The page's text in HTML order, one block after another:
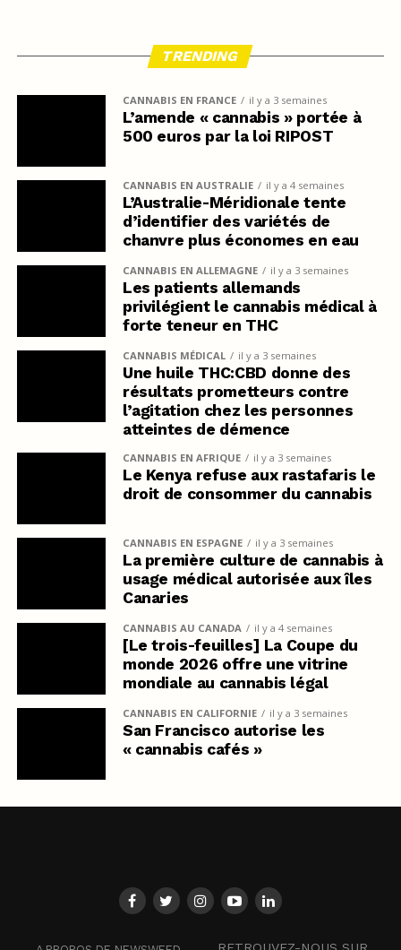
TRENDING
CANNABIS EN FRANCE il y a 3 semaines
L’amende « cannabis » portée à
500 euros par la loi RIPOST
CANNABIS EN AUSTRALIE il y a 4 semaines
L’Australie-Méridionale tente
d’identifier des variétés de
chanvre plus économes en eau
CANNABIS EN ALLEMAGNE il y a 3 semaines
Les patients allemands
privilégient le cannabis médical à
forte teneur en THC
CANNABIS MÉDICAL il y a 3 semaines
Une huile THC:CBD donne des
résultats prometteurs contre
l’agitation chez les personnes
atteintes de démence
CANNABIS EN AFRIQUE il y a 3 semaines
Le Kenya refuse aux rastafaris le
droit de consommer du cannabis
CANNABIS EN ESPAGNE il y a 3 semaines
La première culture de cannabis à
usage médical autorisée aux îles
Canaries
CANNABIS AU CANADA il y a 4 semaines
[Le trois-feuilles] La Coupe du
monde 2026 offre une vitrine
mondiale au cannabis légal
CANNABIS EN CALIFORNIE il y a 3 semaines
San Francisco autorise les
« cannabis cafés »